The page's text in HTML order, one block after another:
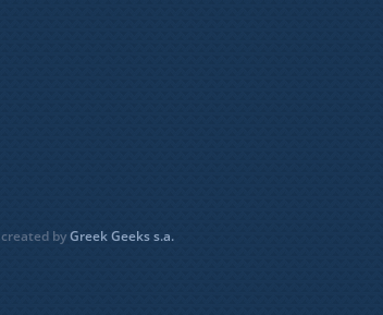
created byGreek Geeks s.a.